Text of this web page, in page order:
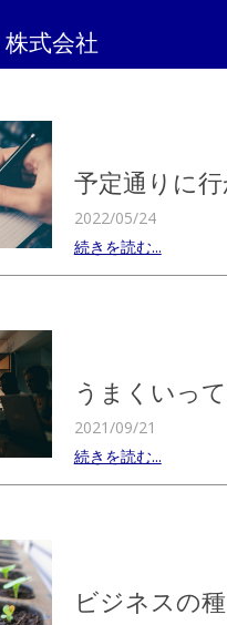
株式会社
予定通りに
2022/05/24
続きを読む...
うまくいっ
2021/09/21
続きを読む...
ビジネスの